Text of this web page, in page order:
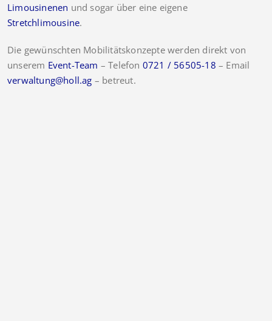
Limousinenen und sogar über eine eigene
Stretchlimousine.
Die gewünschten Mobilitätskonzepte werden direkt von
unserem Event-Team – Telefon 0721 / 56505-18 – Email
verwaltung@holl.ag – betreut.